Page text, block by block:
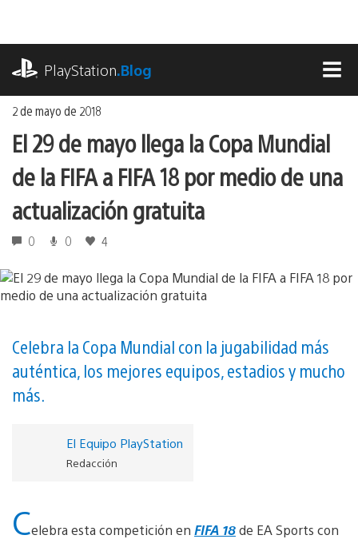
contenido
PlayStation.Blog
2 de mayo de 2018
El 29 de mayo llega la Copa Mundial
de la FIFA a FIFA 18 por medio de una
actualización gratuita
0 0 4
Celebra la Copa Mundial con la jugabilidad más
auténtica, los mejores equipos, estadios y mucho
más.
El Equipo PlayStation
Redacción
Celebra esta competición en FIFA 18de EA Sports con